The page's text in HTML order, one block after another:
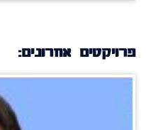
פרויקטים אחרונים: